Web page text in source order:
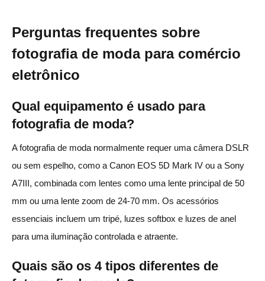
Perguntas frequentes sobre
fotografia de moda para comércio
eletrônico
Qual equipamento é usado para
fotografia de moda?
A fotografia de moda normalmente requer uma câmera DSLR
ou sem espelho, como a Canon EOS 5D Mark IV ou a Sony
A7III, combinada com lentes como uma lente principal de 50
mm ou uma lente zoom de 24-70 mm. Os acessórios
essenciais incluem um tripé, luzes softbox e luzes de anel
para uma iluminação controlada e atraente.
Quais são os 4 tipos diferentes de